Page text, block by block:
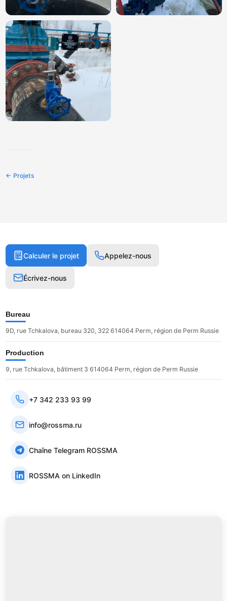
← Projets
Calculer le projet Appelez-nous
Écrivez-nous
Bureau
9D, rue Tchkalova, bureau 320, 322 614064 Perm, région de Perm Russie
Production
9, rue Tchkalova, bâtiment 3 614064 Perm, région de Perm Russie
+7 342 233 93 99
info@rossma.ru
Chaîne Telegram ROSSMA
ROSSMA on LinkedIn